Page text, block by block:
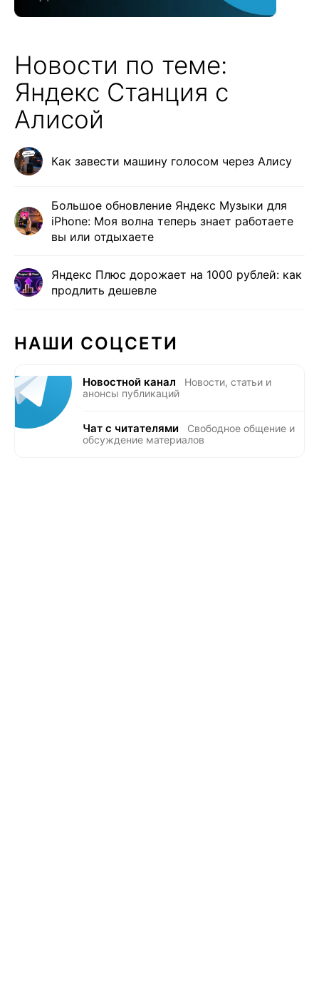
Новости по теме:
Яндекс Станция с
Алисой
Как завести машину голосом через Алису
Большое обновление Яндекс Музыки для
iPhone: Моя волна теперь знает работаете
вы или отдыхаете
Яндекс Плюс дорожает на 1000 рублей: как
продлить дешевле
НАШИ СОЦСЕТИ
Новостной канал
Новости, статьи и
анонсы публикаций
Чат с читателями
Свободное общение и
обсуждение материалов